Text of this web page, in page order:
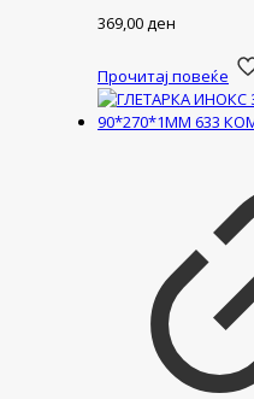
369,00ден
Прочитај повеќе